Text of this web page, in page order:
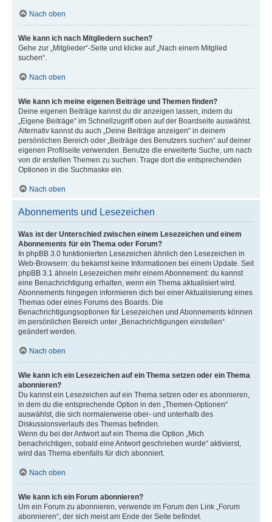
Nach oben
Wie kann ich nach Mitgliedern suchen?
Gehe zur „Mitglieder“-Seite und klicke auf „Nach einem Mitglied
suchen“.
Nach oben
Wie kann ich meine eigenen Beiträge und Themen finden?
Deine eigenen Beiträge kannst du dir anzeigen lassen, indem du
„Eigene Beiträge“ im Schnellzugriff oben auf der Boardseite auswählst.
Alternativ kannst du auch „Deine Beiträge anzeigen“ in deinem
persönlichen Bereich oder „Beiträge des Benutzers suchen“ auf deiner
eigenen Profilseite verwenden. Benutze die erweiterte Suche, um nach
von dir erstellen Themen zu suchen. Trage dort die entsprechenden
Optionen in die Suchmaske ein.
Nach oben
Abonnements und Lesezeichen
Was ist der Unterschied zwischen einem Lesezeichen und einem
Abonnements für ein Thema oder Forum?
In phpBB 3.0 funktionierten Lesezeichen ähnlich den Lesezeichen in
Web-Browsern: du bekamst keine Informationen bei einem Update. Seit
phpBB 3.1 ähneln Lesezeichen mehr einem Abonnement: du kannst
eine Benachrichtigung erhalten, wenn ein Thema aktualisiert wird.
Abonnements hingegen informieren dich bei einer Aktualisierung eines
Themas oder eines Forums des Boards. Die
Benachrichtigungsoptionen für Lesezeichen und Abonnements können
im persönlichen Bereich unter „Benachrichtigungen einstellen“
geändert werden.
Nach oben
Wie kann ich ein Lesezeichen auf ein Thema setzen oder ein Thema
abonnieren?
Du kannst ein Lesezeichen auf ein Thema setzen oder es abonnieren,
in dem du die entsprechende Option in den „Themen-Optionen“
auswählst, die sich normalerweise ober- und unterhalb des
Diskussionsverlaufs des Themas befinden.
Wenn du bei der Antwort auf ein Thema die Option „Mich
benachrichtigen, sobald eine Antwort geschrieben wurde“ aktivierst,
wird das Thema ebenfalls für dich abonniert.
Nach oben
Wie kann ich ein Forum abonnieren?
Um ein Forum zu abonnieren, verwende im Forum den Link „Forum
abonnieren“, der sich meist am Ende der Seite befindet.